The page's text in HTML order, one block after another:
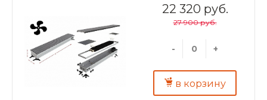
самостоятельного или дополнительного источника
тепла. Преимущества внутрипольных конвекторов
ASKON: экономия энергии и высокая динамика
отопления; повышенная теплоотдача и
экологичность – корпус и декоративная решетка из
алюминия; надежность – теплообменник из
алюминиевого листа толщиной 0,5 мм;
долговечность – труба теплообменника
изготовлена из меди, D15 мм, толщина стенки 1мм.
22 320 руб.
27 900 руб.
- +
в корзину